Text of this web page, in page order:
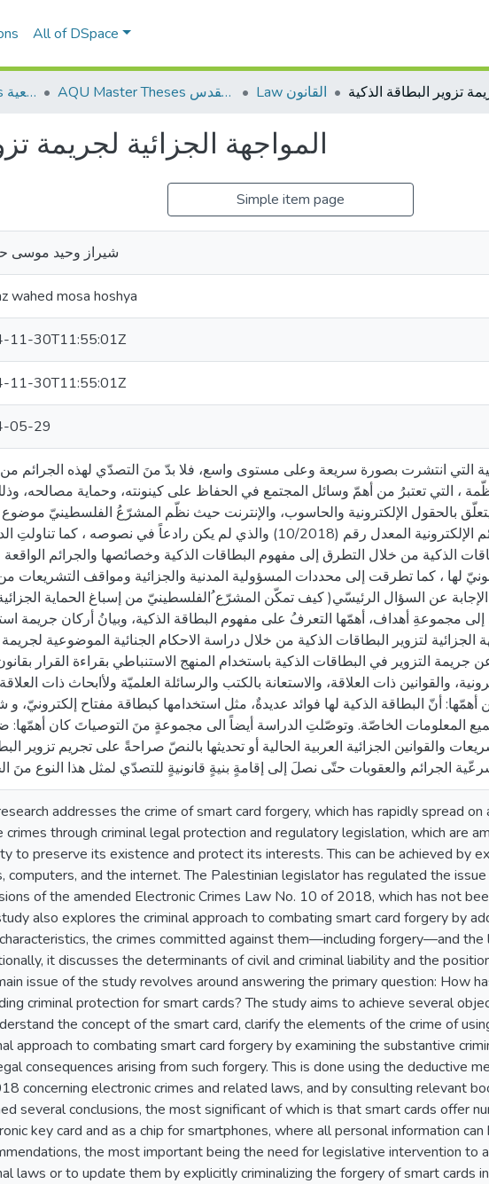
All of DSpace
Dissertations & Theses الرسائل الجامعية AQU Master Theses الرسائل الجامعية الخاصة بجامعة القدس Law القانون
المواجهة الجزائية لجريمة
Simple item page
شيراز وحيد موسى
wahed mosa hoshya
11-30T11:55:01Z
11-30T11:55:01Z
05-29
التي انتشرت بصورة سريعة وعلى مستوى واسع، فلا بدّ منَ التصدّي لهذه الجرائم
، التي تعتبرُ من أهمّ وسائل المجتمع في الحفاظ على كينونته، وحماية مصالحه،
يتعلّق بالحقول الإلكترونية والحاسوب، والإنترنت حيث نظّم المشرّعُ الفلسطينيّ موضوع
البطاقات الذكية بموجب أحكام قانون الجرائم الإلكترونية المعدل رقم (10/2018) والذي لم يكن رادعاً في نصوصه ، كما
الذكية من خلال التطرق إلى مفهوم البطاقات الذكية وخصائصها والجرائم الواقعة
لها ، كما تطرقت إلى محددات المسؤولية المدنية والجزائية ومواقف التشريعات
عن السؤال الرئيسّي( كيف تمكّن المشرّع ُالفلسطينيّ من إسباغ الحماية
مجموعةِ أهداف، أهمّها التعرفُ على مفهوم البطاقة الذكية، وبيانُ أركان جريمة
الجزائية لتزوير البطاقات الذكية من خلال دراسة الاحكام الجنائية الموضوعية لجريمة
عن جريمة التزوير في البطاقات الذكية باستخدام المنهج الاستنباطي بقراءة القرار
الإلكترونية، والقوانين ذات العلاقة، والاستعانة بالكتب والرسائلة العلميّة ولأابحاث ذات
أنّ البطاقة الذكية لها فوائد عديدةٌ، مثل استخدامها كبطاقة مفتاح إلكترونيّ، و
المعلومات الخاصّة. وتوصّلتِ الدراسة أيضاً الى مجموعةٍ منَ التوصياتَ كان أهمّها:
والقوانين الجزائية العربية الحالية أو تحديثها بالنصّ صراحةً على تجريم تزوير
addresses the crime of smart card forgery, which has rapidly spread
crimes through criminal legal protection and regulatory legislation, which are
to preserve its existence and protect its interests. This can be achieved by
computers, and the internet. The Palestinian legislator has regulated the
of the amended Electronic Crimes Law No. 10 of 2018, which has not
also explores the criminal approach to combating smart card forgery by
the crimes committed against them—including forgery—and the
it discusses the determinants of civil and criminal liability and the
issue of the study revolves around answering the primary question: How
criminal protection for smart cards? The study aims to achieve several
the concept of the smart card, clarify the elements of the crime of
approach to combating smart card forgery by examining the substantive
consequences arising from such forgery. This is done using the deductive
concerning electronic crimes and related laws, and by consulting relevant
several conclusions, the most significant of which is that smart cards offer
key card and as a chip for smartphones, where all personal information
the most important being the need for legislative intervention to
laws or to update them by explicitly criminalizing the forgery of smart cards